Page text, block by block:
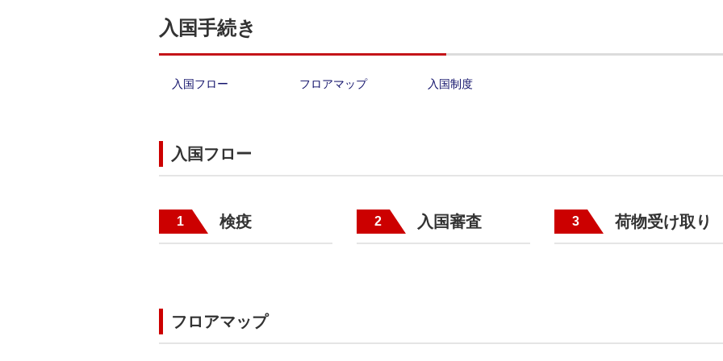
入国手続き
入国フロー フロアマップ 入国制度
入国フロー
1 検疫 2 入国審査 3 荷物受け取り
フロアマップ